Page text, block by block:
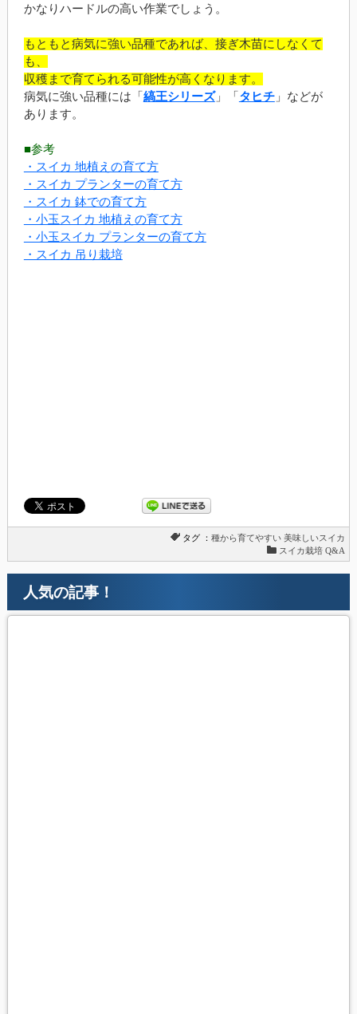
かなりハードルの高い作業でしょう。
もともと病気に強い品種であれば、接ぎ木苗にしなくて
も、
収穫まで育てられる可能性が高くなります。
病気に強い品種には「 縞王シリーズ」「 タヒチ」などが
あります。
■参考
・スイカ 地植えの育て方
・スイカ プランターの育て方
・スイカ 鉢での育て方
・小玉スイカ 地植えの育て方
・小玉スイカ プランターの育て方
・スイカ 吊り栽培
タグ ：種から育てやすい 美味しいスイカ
スイカ栽培 Q&A
人気の記事！